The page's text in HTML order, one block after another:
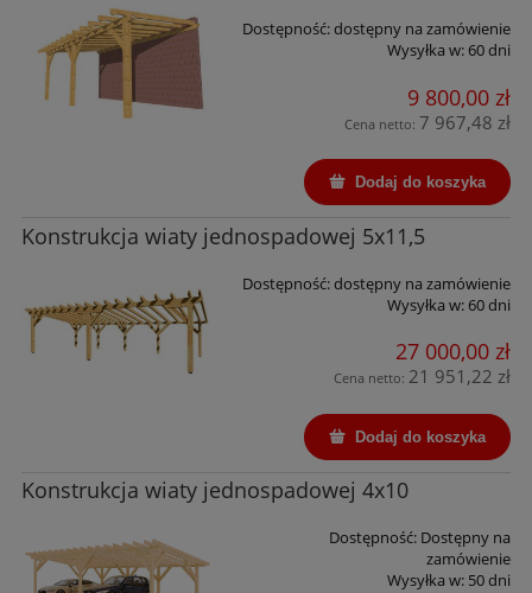
Dostępność:dostępny na zamówienie
Wysyłka w:60 dni
9 800,00 zł
Cena netto: 7 967,48 zł
Dodaj do koszyka
Konstrukcja wiaty jednospadowej 5x11,5
Dostępność:dostępny na zamówienie
Wysyłka w:60 dni
27 000,00 zł
Cena netto: 21 951,22 zł
Dodaj do koszyka
Konstrukcja wiaty jednospadowej 4x10
Dostępność: Dostępny na
zamówienie
Wysyłka w: 50 dni